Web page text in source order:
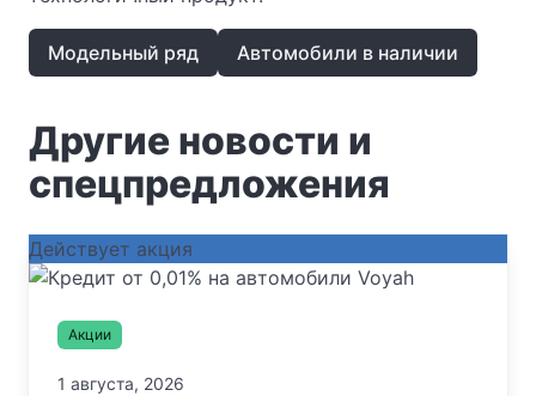
Модельный ряд Автомобили в наличии
Другие новости и
спецпредложения
Действует акция
Акции
1 августа, 2026